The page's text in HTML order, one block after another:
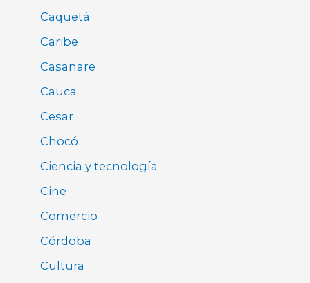
Caquetá
Caribe
Casanare
Cauca
Cesar
Chocó
Ciencia y tecnología
Cine
Comercio
Córdoba
Cultura